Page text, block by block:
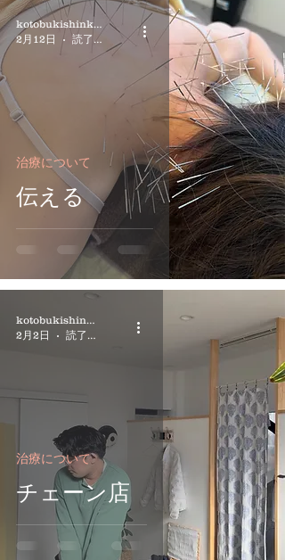
伝える
治療について
kotobukishinkyuin
2月12日
読了時間: 2分
チェーン店
治療について
kotobukishinkyuin
2月2日
読了時間: 2分